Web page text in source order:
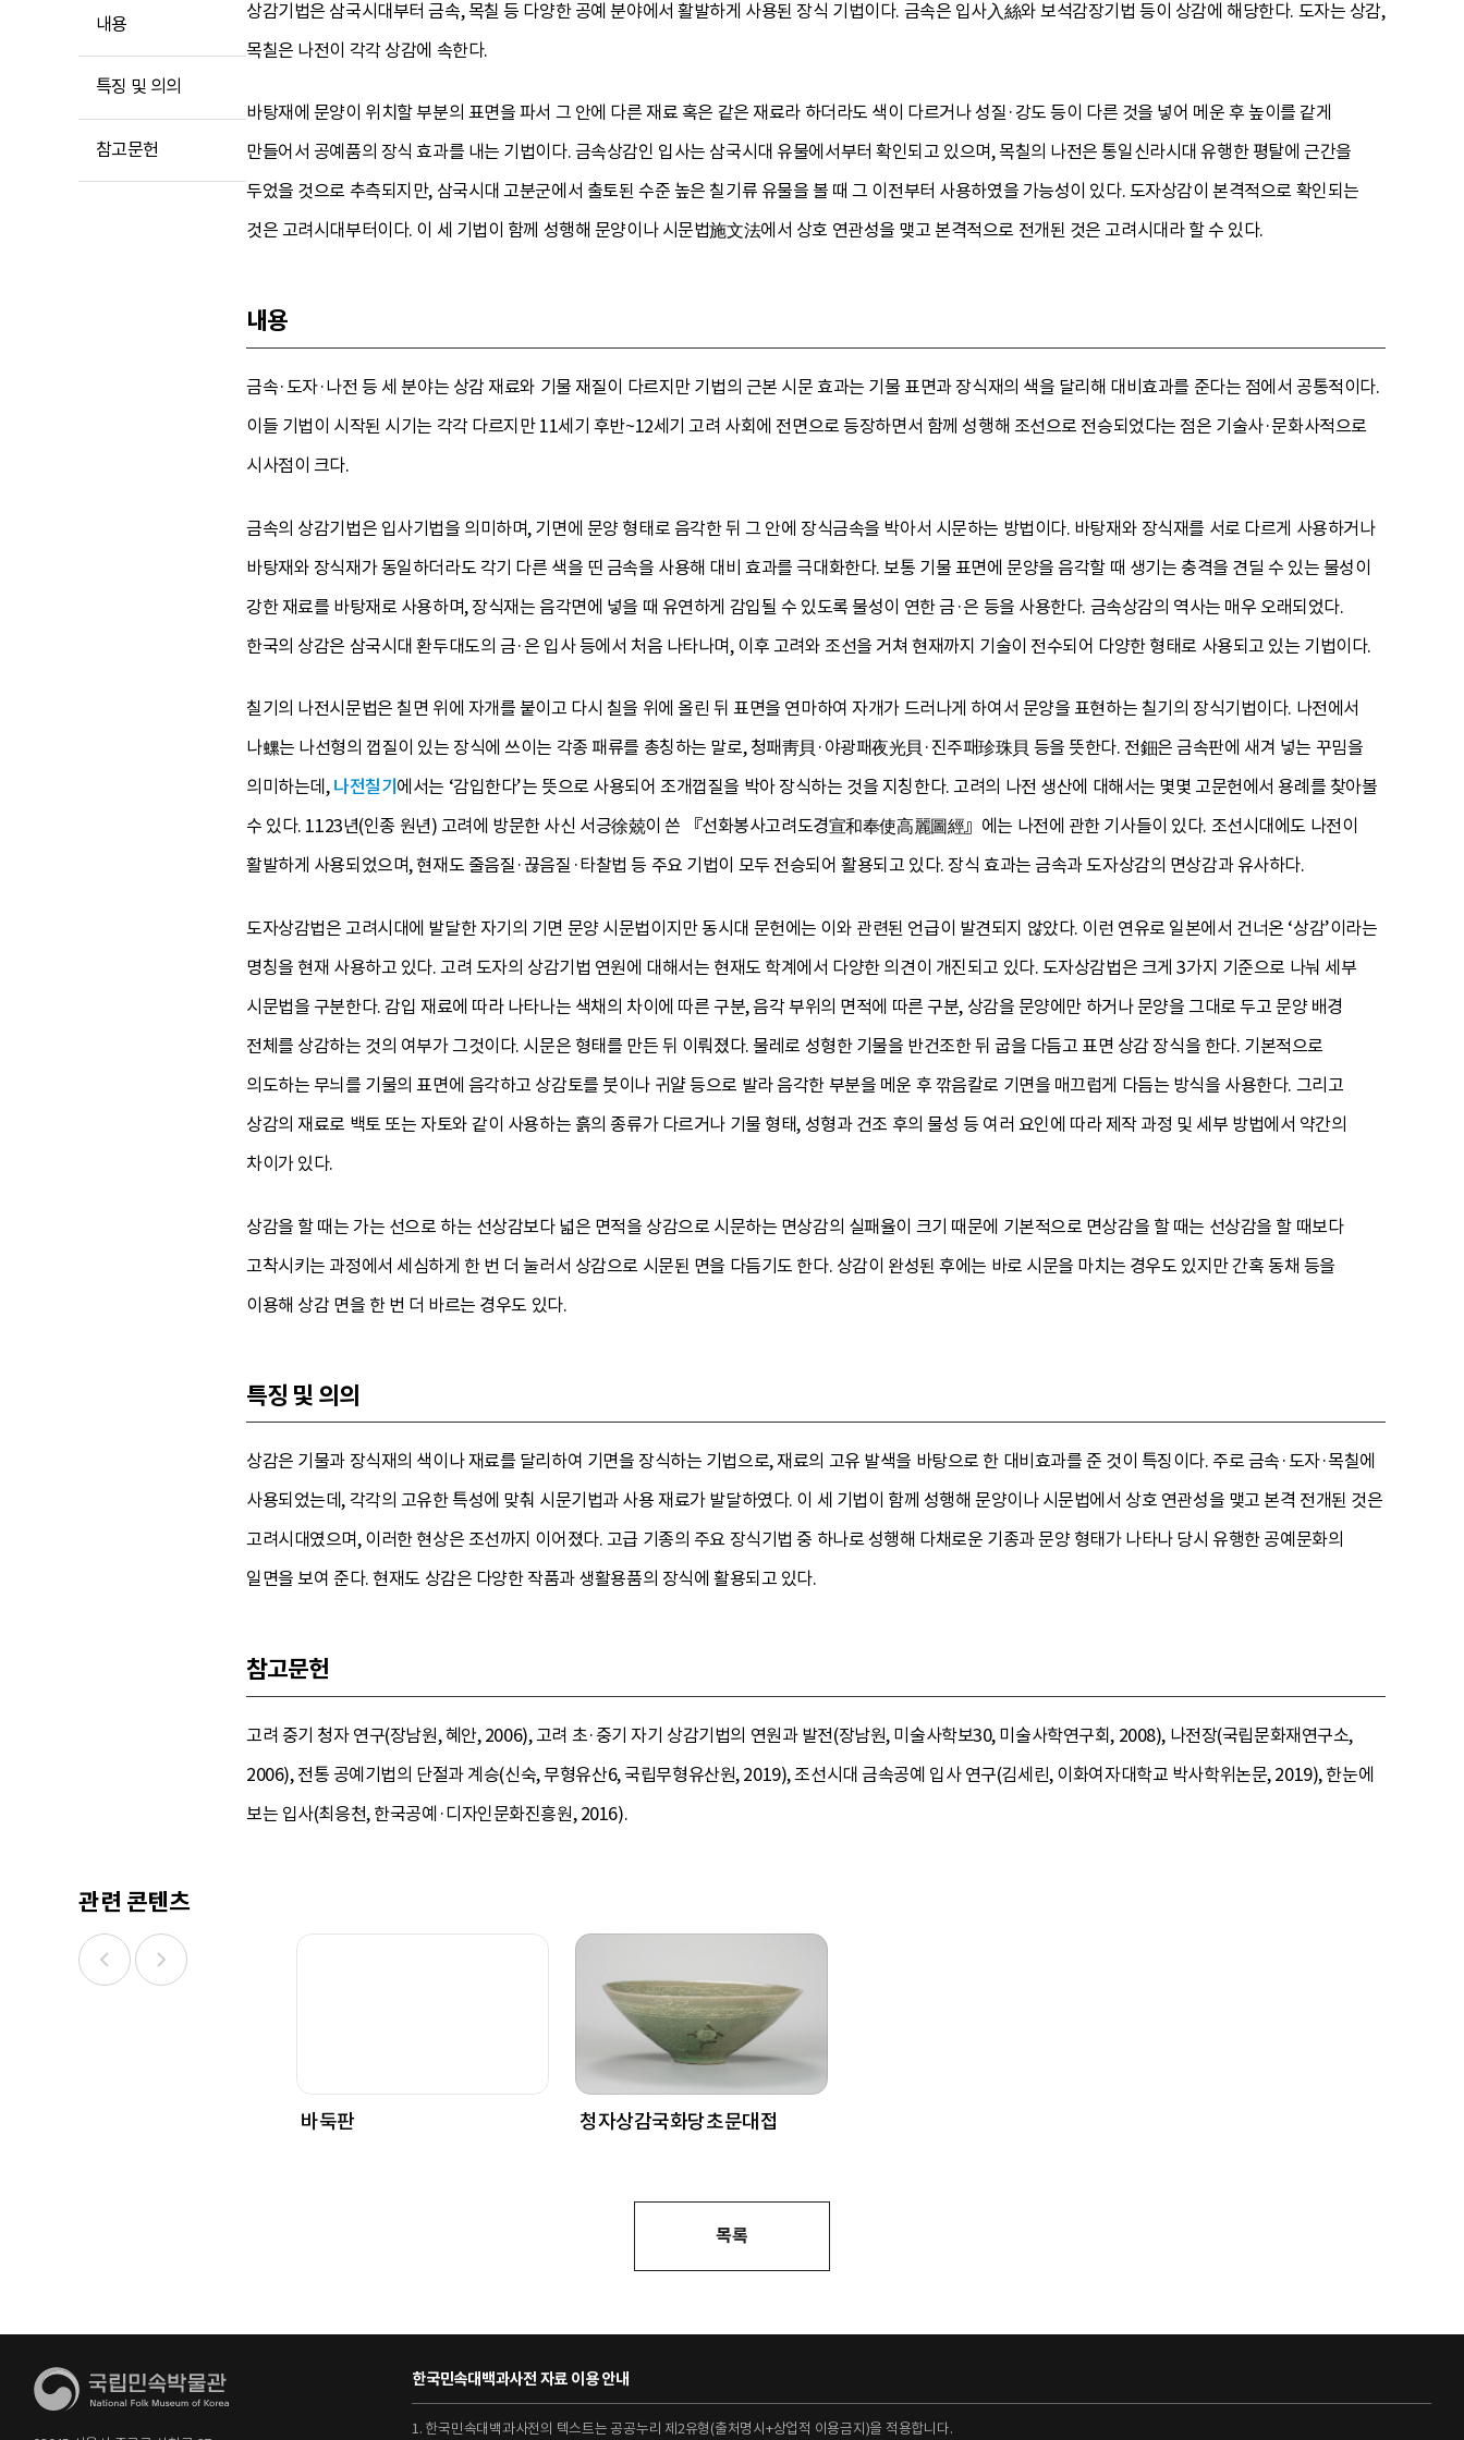
내용
특징 및 의의
참고문헌
상감기법은 삼국시대부터 금속, 목칠 등 다양한 공예 분야에서 활발하게 사용된 장식 기법이다. 금속은 입사入絲와 보석감장기법 등이 상감에 해당한다. 도자는 상감,
목칠은 나전이 각각 상감에 속한다.
바탕재에 문양이 위치할 부분의 표면을 파서 그 안에 다른 재료 혹은 같은 재료라 하더라도 색이 다르거나 성질·강도 등이 다른 것을 넣어 메운 후 높이를 같게
만들어서 공예품의 장식 효과를 내는 기법이다. 금속상감인 입사는 삼국시대 유물에서부터 확인되고 있으며, 목칠의 나전은 통일신라시대 유행한 평탈에 근간을
두었을 것으로 추측되지만, 삼국시대 고분군에서 출토된 수준 높은 칠기류 유물을 볼 때 그 이전부터 사용하였을 가능성이 있다. 도자상감이 본격적으로 확인되는
것은 고려시대부터이다. 이 세 기법이 함께 성행해 문양이나 시문법施文法에서 상호 연관성을 맺고 본격적으로 전개된 것은 고려시대라 할 수 있다.
내용
금속·도자·나전 등 세 분야는 상감 재료와 기물 재질이 다르지만 기법의 근본 시문 효과는 기물 표면과 장식재의 색을 달리해 대비효과를 준다는 점에서 공통적이다.
이들 기법이 시작된 시기는 각각 다르지만 11세기 후반~12세기 고려 사회에 전면으로 등장하면서 함께 성행해 조선으로 전승되었다는 점은 기술사·문화사적으로
시사점이 크다.
금속의 상감기법은 입사기법을 의미하며, 기면에 문양 형태로 음각한 뒤 그 안에 장식금속을 박아서 시문하는 방법이다. 바탕재와 장식재를 서로 다르게 사용하거나
바탕재와 장식재가 동일하더라도 각기 다른 색을 띤 금속을 사용해 대비 효과를 극대화한다. 보통 기물 표면에 문양을 음각할 때 생기는 충격을 견딜 수 있는 물성이
강한 재료를 바탕재로 사용하며, 장식재는 음각면에 넣을 때 유연하게 감입될 수 있도록 물성이 연한 금·은 등을 사용한다. 금속상감의 역사는 매우 오래되었다.
한국의 상감은 삼국시대 환두대도의 금·은 입사 등에서 처음 나타나며, 이후 고려와 조선을 거쳐 현재까지 기술이 전수되어 다양한 형태로 사용되고 있는 기법이다.
칠기의 나전시문법은 칠면 위에 자개를 붙이고 다시 칠을 위에 올린 뒤 표면을 연마하여 자개가 드러나게 하여서 문양을 표현하는 칠기의 장식기법이다. 나전에서
나螺는 나선형의 껍질이 있는 장식에 쓰이는 각종 패류를 총칭하는 말로, 청패靑貝·야광패夜光貝·진주패珍珠貝 등을 뜻한다. 전鈿은 금속판에 새겨 넣는 꾸밈을
의미하는데,나전칠기 에서는 ‘감입한다’는 뜻으로 사용되어 조개껍질을 박아 장식하는 것을 지칭한다. 고려의 나전 생산에 대해서는 몇몇 고문헌에서 용례를 찾아볼
수 있다. 1123년(인종 원년) 고려에 방문한 사신 서긍徐兢이 쓴 『선화봉사고려도경宣和奉使高麗圖經』에는 나전에 관한 기사들이 있다. 조선시대에도 나전이
활발하게 사용되었으며, 현재도 줄음질·끊음질·타찰법 등 주요 기법이 모두 전승되어 활용되고 있다. 장식 효과는 금속과 도자상감의 면상감과 유사하다.
도자상감법은 고려시대에 발달한 자기의 기면 문양 시문법이지만 동시대 문헌에는 이와 관련된 언급이 발견되지 않았다. 이런 연유로 일본에서 건너온 ‘상감’이라는
명칭을 현재 사용하고 있다. 고려 도자의 상감기법 연원에 대해서는 현재도 학계에서 다양한 의견이 개진되고 있다. 도자상감법은 크게 3가지 기준으로 나눠 세부
시문법을 구분한다. 감입 재료에 따라 나타나는 색채의 차이에 따른 구분, 음각 부위의 면적에 따른 구분, 상감을 문양에만 하거나 문양을 그대로 두고 문양 배경
전체를 상감하는 것의 여부가 그것이다. 시문은 형태를 만든 뒤 이뤄졌다. 물레로 성형한 기물을 반건조한 뒤 굽을 다듬고 표면 상감 장식을 한다. 기본적으로
의도하는 무늬를 기물의 표면에 음각하고 상감토를 붓이나 귀얄 등으로 발라 음각한 부분을 메운 후 깎음칼로 기면을 매끄럽게 다듬는 방식을 사용한다. 그리고
상감의 재료로 백토 또는 자토와 같이 사용하는 흙의 종류가 다르거나 기물 형태, 성형과 건조 후의 물성 등 여러 요인에 따라 제작 과정 및 세부 방법에서 약간의
차이가 있다.
상감을 할 때는 가는 선으로 하는 선상감보다 넓은 면적을 상감으로 시문하는 면상감의 실패율이 크기 때문에 기본적으로 면상감을 할 때는 선상감을 할 때보다
고착시키는 과정에서 세심하게 한 번 더 눌러서 상감으로 시문된 면을 다듬기도 한다. 상감이 완성된 후에는 바로 시문을 마치는 경우도 있지만 간혹 동채 등을
이용해 상감 면을 한 번 더 바르는 경우도 있다.
특징 및 의의
상감은 기물과 장식재의 색이나 재료를 달리하여 기면을 장식하는 기법으로, 재료의 고유 발색을 바탕으로 한 대비효과를 준 것이 특징이다. 주로 금속·도자·목칠에
사용되었는데, 각각의 고유한 특성에 맞춰 시문기법과 사용 재료가 발달하였다. 이 세 기법이 함께 성행해 문양이나 시문법에서 상호 연관성을 맺고 본격 전개된 것은
고려시대였으며, 이러한 현상은 조선까지 이어졌다. 고급 기종의 주요 장식기법 중 하나로 성행해 다채로운 기종과 문양 형태가 나타나 당시 유행한 공예문화의
일면을 보여 준다. 현재도 상감은 다양한 작품과 생활용품의 장식에 활용되고 있다.
참고문헌
고려 중기 청자 연구(장남원, 혜안, 2006), 고려 초·중기 자기 상감기법의 연원과 발전(장남원, 미술사학보30, 미술사학연구회, 2008), 나전장(국립문화재연구소,
2006), 전통 공예기법의 단절과 계승(신숙, 무형유산6, 국립무형유산원, 2019), 조선시대 금속공예 입사 연구(김세린, 이화여자대학교 박사학위논문, 2019), 한눈에
보는 입사(최응천, 한국공예·디자인문화진흥원, 2016).
관련 콘텐츠
바둑판 청자상감국화당초문대접
목록
한국민속대백과사전 자료 이용 안내
1. 한국민속대백과사전의 텍스트는 공공누리 제2유형(출처명시+상업적 이용금지)을 적용합니다.